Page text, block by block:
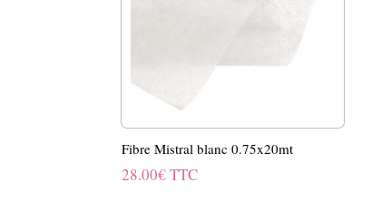
Fibre Mistral blanc 0.75x20mt
28.00€TTC